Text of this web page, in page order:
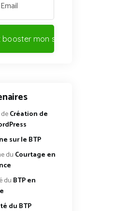
mon site !
Création de
sur le BTP
du Courtage en
du BTP en
du BTP